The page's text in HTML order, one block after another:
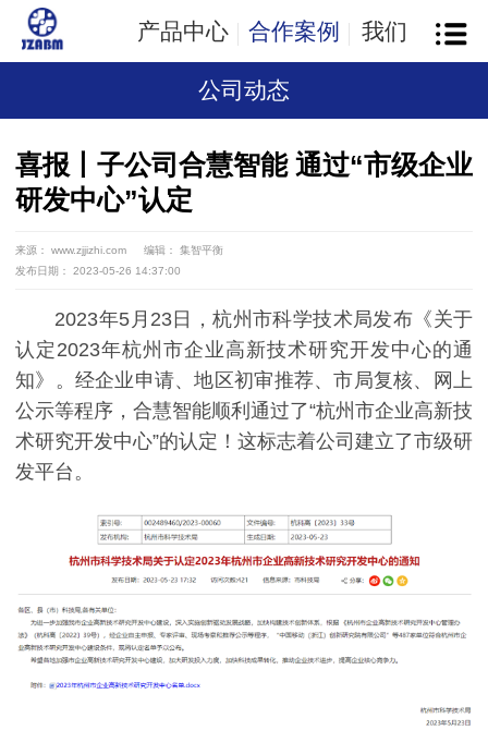
产品中心 合作案例 我们
公司动态
喜报丨子公司合慧智能 通过“市级企业
研发中心”认定
来源： www.zjjizhi.com
编辑： 集智平衡
发布日期： 2023-05-26 14:37:00
2023年5月23日，杭州市科学技术局发布《关于
认定2023年杭州市企业高新技术研究开发中心的通
知》。经企业申请、地区初审推荐、市局复核、网上
公示等程序，合慧智能顺利通过了“杭州市企业高新技
术研究开发中心”的认定！这标志着公司建立了市级研
发平台。